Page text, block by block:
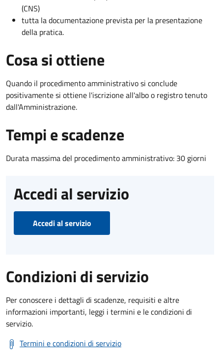
(CNS)
tutta la documentazione prevista per la presentazione
della pratica.
Cosa si ottiene
Quando il procedimento amministrativo si conclude
positivamente si ottiene l'iscrizione all'albo o registro tenuto
dall'Amministrazione.
Tempi e scadenze
Durata massima del procedimento amministrativo: 30 giorni
Accedi al servizio
Accedi al servizio
Condizioni di servizio
Per conoscere i dettagli di scadenze, requisiti e altre
informazioni importanti, leggi i termini e le condizioni di
servizio.
Termini e condizioni di servizio